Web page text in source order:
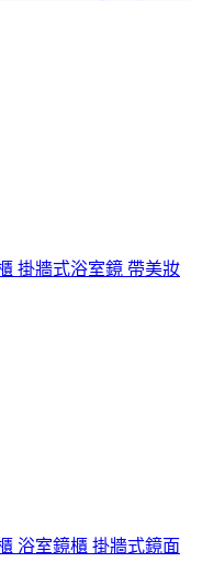
掛牆式浴室鏡 帶美妝
浴室鏡櫃 掛牆式鏡面